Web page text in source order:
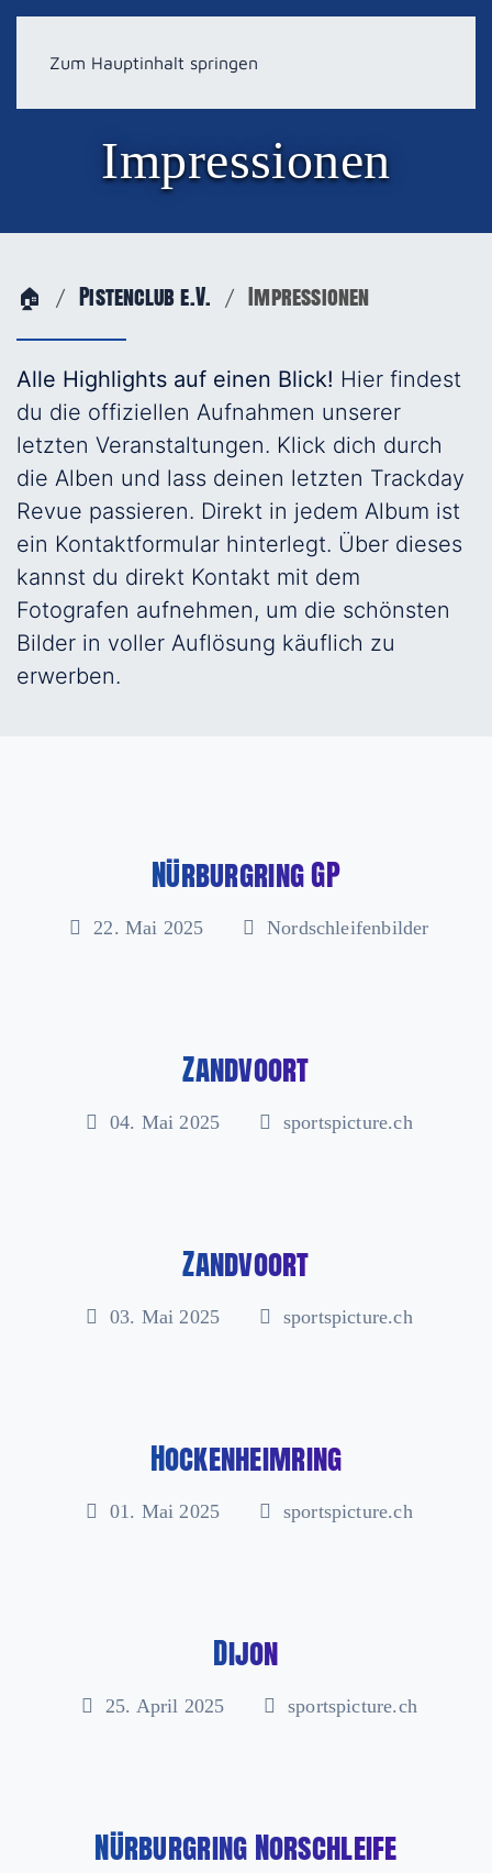
Zum Hauptinhalt springen
Impressionen
🏠 Pistenclub e.V. Impressionen
Alle Highlights auf einen Blick! Hier findest
du die offiziellen Aufnahmen unserer
letzten Veranstaltungen. Klick dich durch
die Alben und lass deinen letzten Trackday
Revue passieren. Direkt in jedem Album ist
ein Kontaktformular hinterlegt. Über dieses
kannst du direkt Kontakt mit dem
Fotografen aufnehmen, um die schönsten
Bilder in voller Auflösung käuflich zu
erwerben.
Nürburgring GP
22. Mai 2025 Nordschleifenbilder
Zandvoort
04. Mai 2025 sportspicture.ch
Zandvoort
03. Mai 2025 sportspicture.ch
Hockenheimring
01. Mai 2025 sportspicture.ch
Dijon
25. April 2025 sportspicture.ch
Nürburgring Norschleife